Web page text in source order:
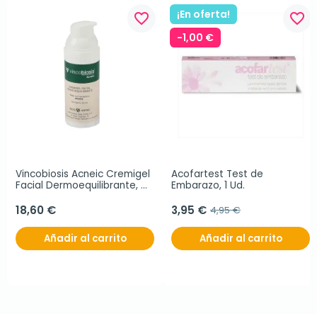
favorite_border
Vincobiosis Acneic Cremigel
Facial Dermoequilibrante,
18,60 €
Añadir al carrito
¡En oferta!
-1,00 €
favorite_border
Acofartest Test de
Embarazo, 1 Ud.
3,95 € 4,95 €
Añadir al carrito